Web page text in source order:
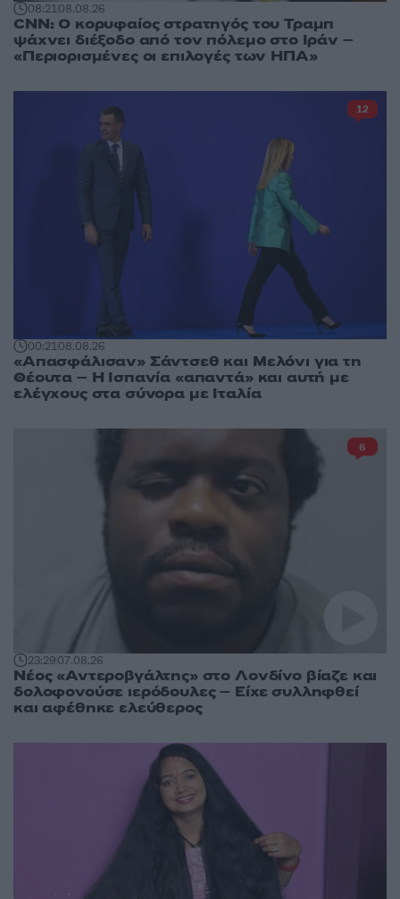
08:2108.08.26
CNN: Ο κορυφαίος στρατηγός του Τραμπ
ψάχνει διέξοδο από τον πόλεμο στο Ιράν –
«Περιορισμένες οι επιλογές των ΗΠΑ»
00:2108.08.26
«Απασφάλισαν» Σάντσεθ και Μελόνι για τη
Θέουτα – Η Ισπανία «απαντά» και αυτή με
ελέγχους στα σύνορα με Ιταλία
12
23:2907.08.26
Νέος «Αντεροβγάλτης» στο Λονδίνο βίαζε και
δολοφονούσε ιερόδουλες – Είχε συλληφθεί
και αφέθηκε ελεύθερος
6